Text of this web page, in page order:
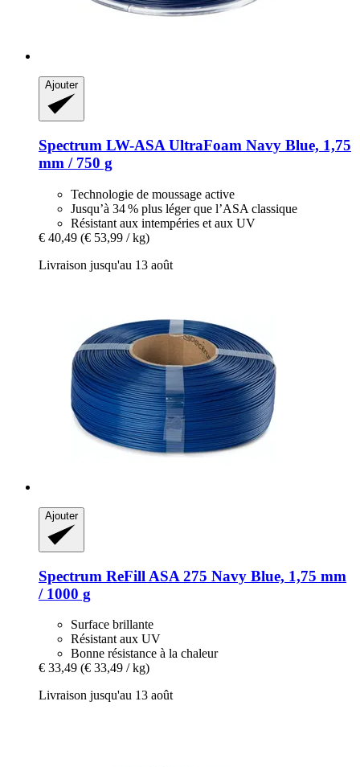
Ajouter
Spectrum LW-​ASA UltraFoam Navy Blue, 1,75
mm / 750 g
Technologie de moussage active
Jusqu’à 34 % plus léger que l’ASA classique
Résistant aux intempéries et aux UV
€ 40,49 (€ 53,99 / kg)
Livraison jusqu'au 13 août
Ajouter
Spectrum ReFill ASA 275 Navy Blue, 1,75 mm
/ 1000 g
Surface brillante
Résistant aux UV
Bonne résistance à la chaleur
€ 33,49 (€ 33,49 / kg)
Livraison jusqu'au 13 août